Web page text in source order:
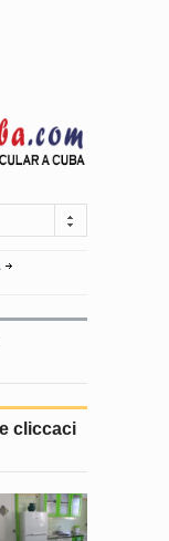
cliccaci